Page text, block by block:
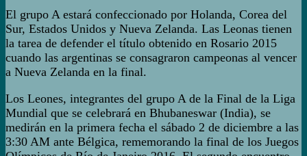
El grupo A estará confeccionado por Holanda, Corea del
Sur, Estados Unidos y Nueva Zelanda. Las Leonas tienen
la tarea de defender el título obtenido en Rosario 2015
cuando las argentinas se consagraron campeonas al vencer
a Nueva Zelanda en la final.
Los Leones, integrantes del grupo A de la Final de la Liga
Mundial que se celebrará en Bhubaneswar (India), se
medirán en la primera fecha el sábado 2 de diciembre a las
3:30 AM ante Bélgica, rememorando la final de los Juegos